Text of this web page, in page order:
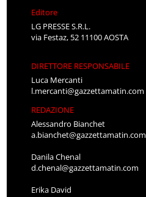
Editore
LG PRESSE S.R.L.
via Festaz, 52 11100 AOSTA
DIRETTORE RESPONSABILE
Luca Mercanti
l.mercanti@gazzettamatin.com
REDAZIONE
Alessandro Bianchet
a.bianchet@gazzettamatin.com
Danila Chenal
d.chenal@gazzettamatin.com
Erika David